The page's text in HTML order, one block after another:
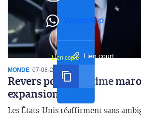
WhatsApp
Lien court
Lien copié
MONDE 07-08-2026 16:59
Revers pour le régime
expansionniste
Les États-Unis réaffirment sans